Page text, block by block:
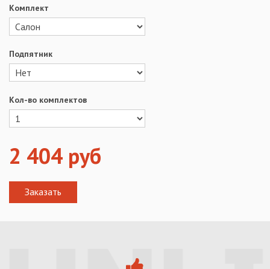
Комплект
Подпятник
Кол-во комплектов
2 404 руб